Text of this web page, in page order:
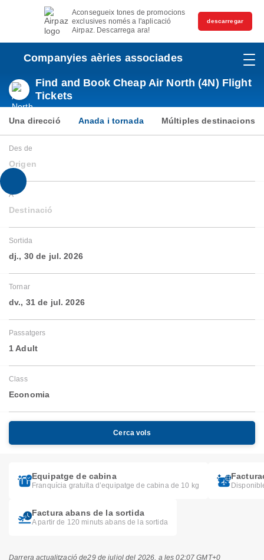
Aconsegueix tones de promocions
exclusives només a l'aplicació
Airpaz. Descarrega ara!
descarregar
Companyies aèries associades
Find and Book Cheap Air North (4N) Flight
Tickets
Una direcció Anada i tornada Múltiples destinacions
Des de
Origen
A
Destinació
Sortida
dj., 30 de jul. 2026
Tornar
dv., 31 de jul. 2026
Passatgers
1 Adult
Class
Economia
Cerca vols
Equipatge de cabina
Franquícia gratuïta d’equipatge de cabina de 10 kg
Factura abans de la sortida
A partir de 120 minuts abans de la sortida
Darrera actualització de29 de juliol del 2026, a les 02:07 GMT+0